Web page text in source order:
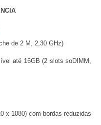
de 2 M, 2,30 GHz)
até 16GB (2 slots soDIMM,
x 1080) com bordas reduzidas